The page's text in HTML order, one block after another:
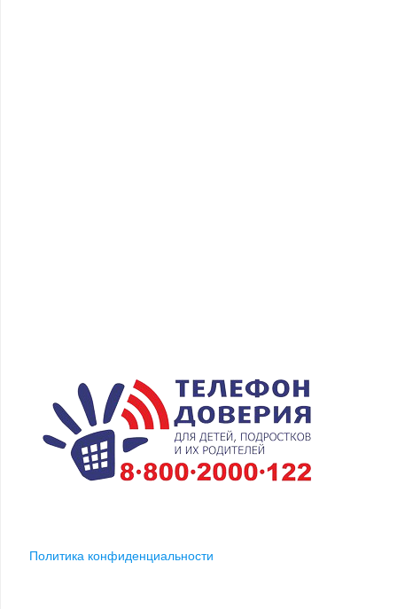
Политика конфиденциальности